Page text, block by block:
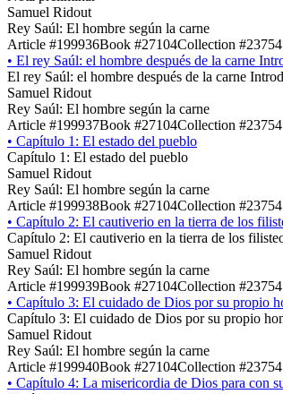
Samuel Ridout
Rey Saúl: El hombre según la carne
Article #199936Book #27104Collection #23754
• El rey Saúl: el hombre después de la carne
El rey Saúl: el hombre después de la carne
Samuel Ridout
Rey Saúl: El hombre según la carne
Article #199937Book #27104Collection #23754
• Capítulo 1: El estado del pueblo
Capítulo 1: El estado del pueblo
Samuel Ridout
Rey Saúl: El hombre según la carne
Article #199938Book #27104Collection #23754
• Capítulo 2: El cautiverio en la tierra de los
Capítulo 2: El cautiverio en la tierra de los
Samuel Ridout
Rey Saúl: El hombre según la carne
Article #199939Book #27104Collection #23754
• Capítulo 3: El cuidado de Dios por su propio
Capítulo 3: El cuidado de Dios por su propio
Samuel Ridout
Rey Saúl: El hombre según la carne
Article #199940Book #27104Collection #23754
• Capítulo 4: La misericordia de Dios para con